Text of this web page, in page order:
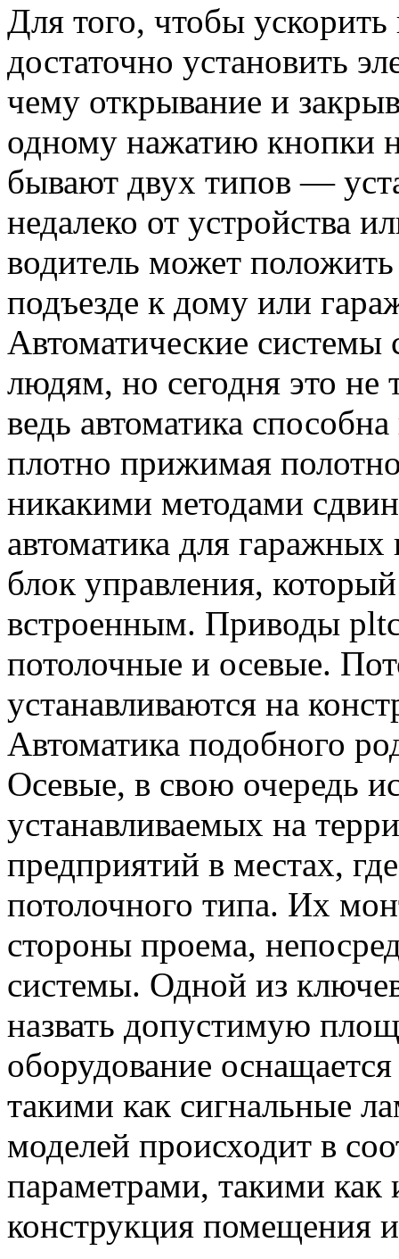
Для того, чтобы
достаточно установить
чему открывание и
одному нажатию кнопки
бывают двух типов —
недалеко от устройства
водитель может
подъезде к дому или
Автоматические системы
людям, но сегодня это не
ведь автоматика
плотно прижимая
никакими методами
автоматика для
блок управления,
встроенным. Приводы
потолочные и осевые.
устанавливаются на
Автоматика подобного
Осевые, в свою очередь
устанавливаемых на
предприятий в местах,
потолочного типа. Их
стороны проема,
системы. Одной из
назвать допустимую
оборудование
такими как сигнальные
моделей происходит в
параметрами, такими как
конструкция помещения